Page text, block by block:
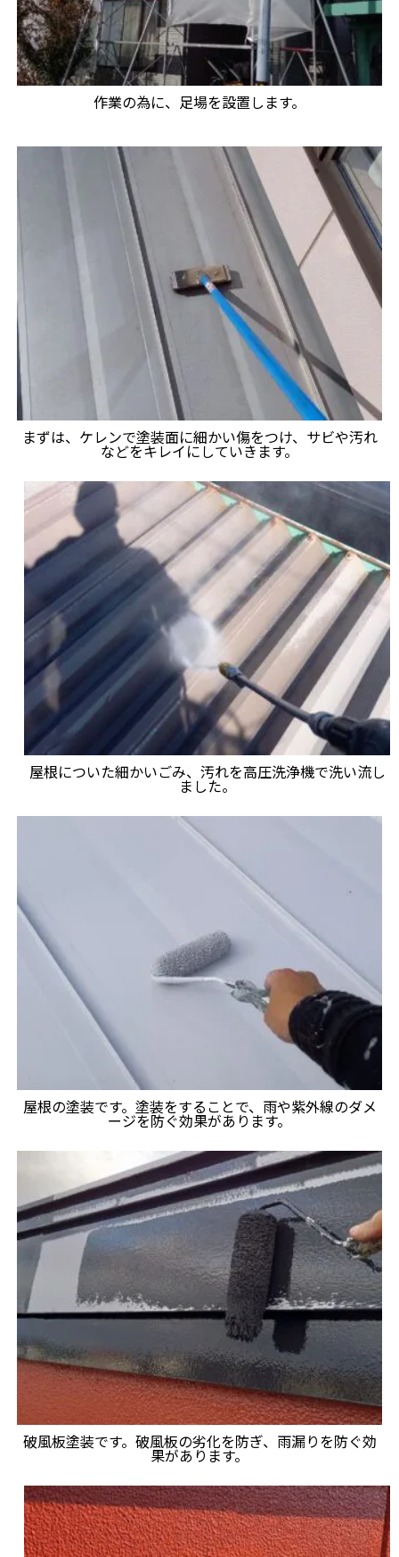
作業の為に、足場を設置します。
まずは、ケレンで塗装面に細かい傷をつけ、サビや汚れ
などをキレイにしていきます。
屋根についた細かいごみ、汚れを高圧洗浄機で洗い流し
ました。
屋根の塗装です。塗装をすることで、雨や紫外線のダメ
ージを防ぐ効果があります。
破風板塗装です。破風板の劣化を防ぎ、雨漏りを防ぐ効
果があります。